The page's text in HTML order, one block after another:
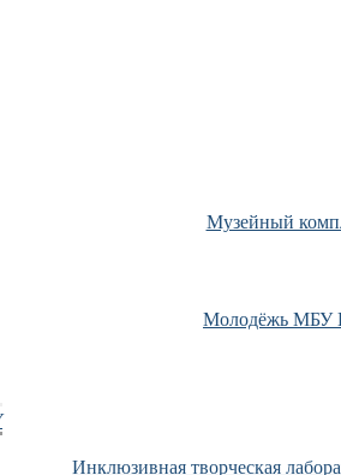
Музейный
Молодёжь
Инклюзивная творческая